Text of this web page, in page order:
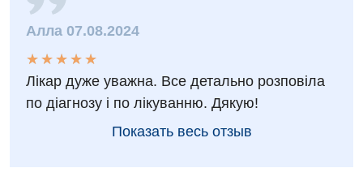
Детская хирургия
Детская эндокринология
Алла 07.08.2024
★
★
★
★
★
★ ★ ★ ★ ★
Лікар дуже уважна. Все детально розповіла
по діагнозу і по лікуванню. Дякую!
Показать весь отзыв